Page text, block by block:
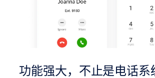
功能强大，不止是电话系